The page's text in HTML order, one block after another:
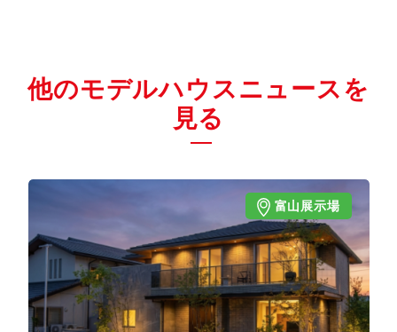
他のモデルハウスニュースを
見る
富山展示場